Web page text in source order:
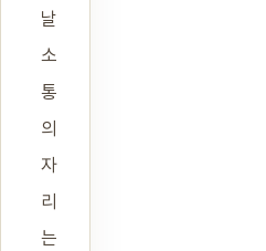
날
소
통
의
자
리
는